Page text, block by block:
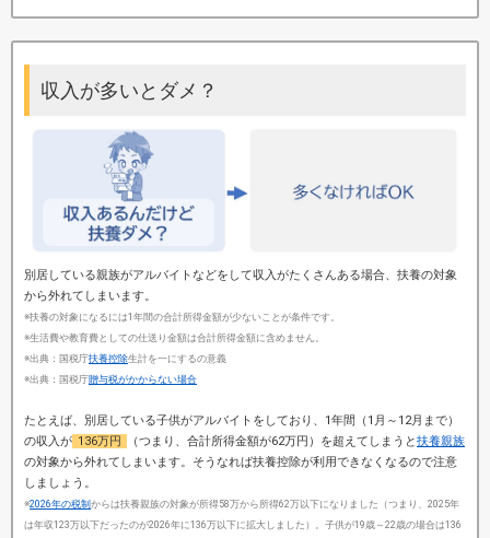
収入が多いとダメ？
別居している親族がアルバイトなどをして収入がたくさんある場合、扶養の対象
から外れてしまいます。
※扶養の対象になるには1年間の合計所得金額が少ないことが条件です。
※生活費や教育費としての仕送り金額は合計所得金額に含めません。
※出典：国税庁扶養控除生計を一にするの意義
※出典：国税庁贈与税がかからない場合
たとえば、別居している子供がアルバイトをしており、1年間（1月～12月まで）
の収入が 136万円 （つまり、合計所得金額が62万円）を超えてしまうと扶養親族
の対象から外れてしまいます。そうなれば扶養控除が利用できなくなるので注意
しましょう。
※2026年の税制 からは扶養親族の対象が所得58万から所得62万以下になりました（つまり、2025年
は年収123万以下だったのが2026年に136万以下に拡大しました）。子供が19歳～22歳の場合は136